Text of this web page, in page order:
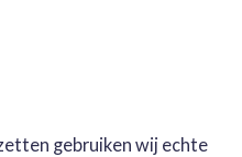
gebruiken wij echte